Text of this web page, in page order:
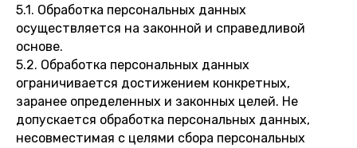
5.1. Обработка персональных данных
осуществляется на законной и справедливой
основе.
5.2. Обработка персональных данных
ограничивается достижением конкретных,
заранее определенных и законных целей. Не
допускается обработка персональных данных,
несовместимая с целями сбора персональных